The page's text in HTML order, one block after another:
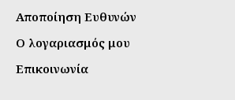
Αποποίηση Ευθυνών
Ο λογαριασμός μου
Επικοινωνία